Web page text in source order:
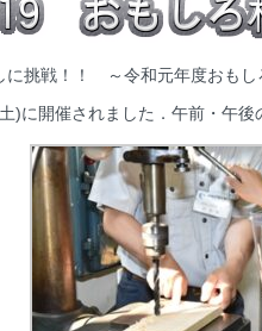
に挑戦！！ ～令和元年度おもし
)に開催されました．午前・午後